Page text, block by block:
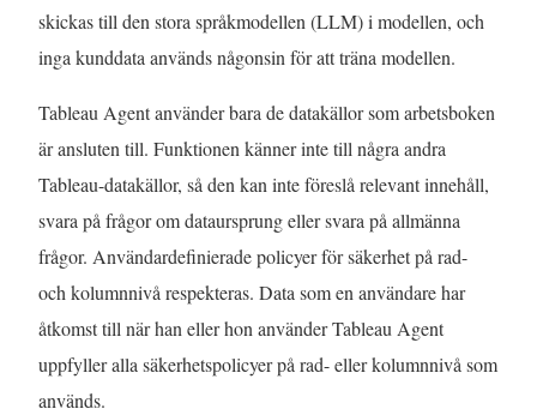
t
y
t
t
f
ö
n
s
t
a
i
e
t
t
n
y
t
t
n
k
n
ö
p
p
n
a
s
i
skickas till den stora språkmodellen (LLM) i modellen, och
inga kunddata används någonsin för att träna modellen.
Tableau Agent använder bara de datakällor som arbetsboken
är ansluten till. Funktionen känner inte till några andra
Tableau-datakällor, så den kan inte föreslå relevant innehåll,
svara på frågor om dataursprung eller svara på allmänna
frågor. Användardefinierade policyer för säkerhet på rad-
och kolumnnivå respekteras. Data som en användare har
åtkomst till när han eller hon använder Tableau Agent
uppfyller alla säkerhetspolicyer på rad- eller kolumnnivå som
används.